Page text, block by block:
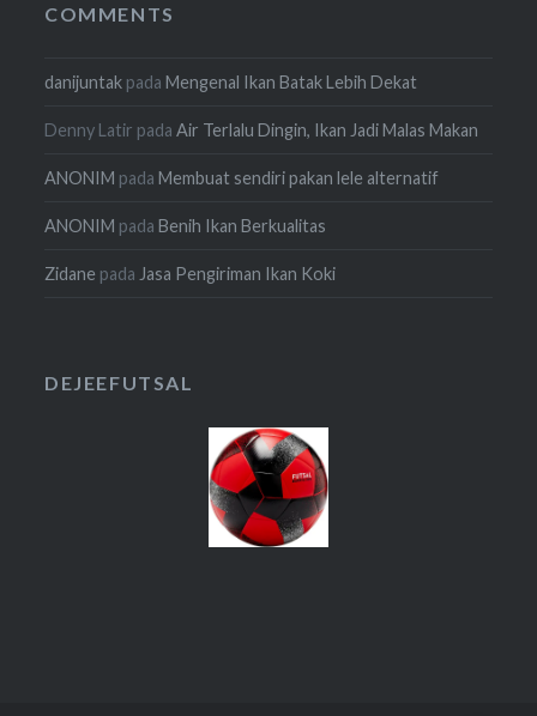
COMMENTS
danijuntak padaMengenal Ikan Batak Lebih Dekat
Denny Latir padaAir Terlalu Dingin, Ikan Jadi Malas Makan
ANONIM padaMembuat sendiri pakan lele alternatif
ANONIM padaBenih Ikan Berkualitas
Zidane padaJasa Pengiriman Ikan Koki
DEJEEFUTSAL